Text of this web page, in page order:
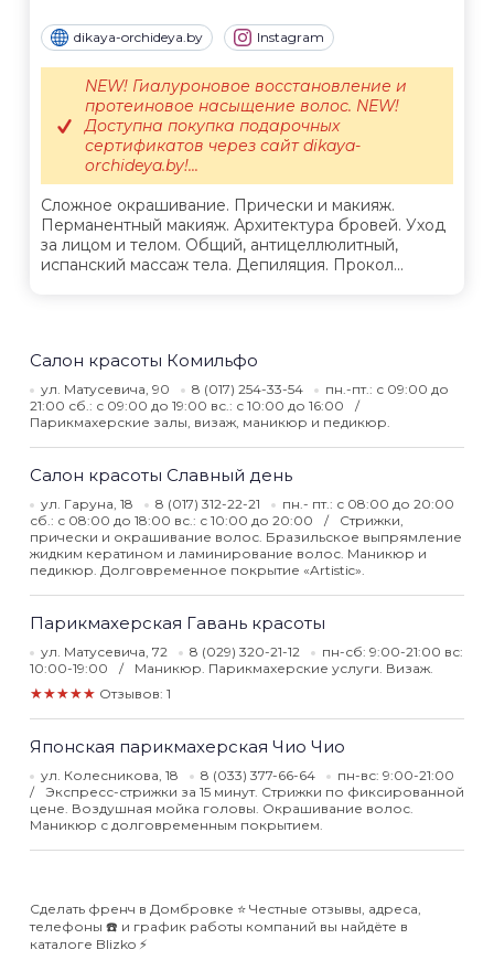
dikaya-orchideya.by Instagram
Сложное окрашивание. Прически и макияж.
Перманентный макияж. Архитектура бровей. Уход
за лицом и телом. Общий, антицеллюлитный,
испанский массаж тела. Депиляция. Прокол...
NEW! Гиалуроновое восстановление и
протеиновое насыщение волос. NEW!
Доступна покупка подарочных
сертификатов через сайт dikaya-
orchideya.by!...
Салон красоты Комильфо
ул. Матусевича, 90 8 (017) 254-33-54
пн.-пт.: с 09:00 до
21:00 сб.: с 09:00 до 19:00 вс.: с 10:00 до 16:00
Парикмахерские залы, визаж, маникюр и педикюр.
Салон красоты Славный день
ул. Гаруна, 18 8 (017) 312-22-21
пн.- пт.: с 08:00 до 20:00
сб.: с 08:00 до 18:00 вс.: с 10:00 до 20:00
Стрижки,
прически и окрашивание волос. Бразильское выпрямление
жидким кератином и ламинирование волос. Маникюр и
педикюр. Долговременное покрытие «Artistic».
Парикмахерская Гавань красоты
ул. Матусевича, 72 8 (029) 320-21-12
пн-сб: 9:00-21:00 вс:
10:00-19:00
Маникюр. Парикмахерские услуги. Визаж.
★★★★★ Отзывов: 1
Японская парикмахерская Чио Чио
ул. Колесникова, 18 8 (033) 377-66-64
пн-вс: 9:00-21:00
Экспресс-стрижки за 15 минут. Стрижки по фиксированной
цене. Воздушная мойка головы. Окрашивание волос.
Маникюр с долговременным покрытием.
Сделать френч в Домбровке ⭐️ Честные отзывы, адреса,
телефоны ☎️ и график работы компаний вы найдёте в
каталоге Blizko ⚡️